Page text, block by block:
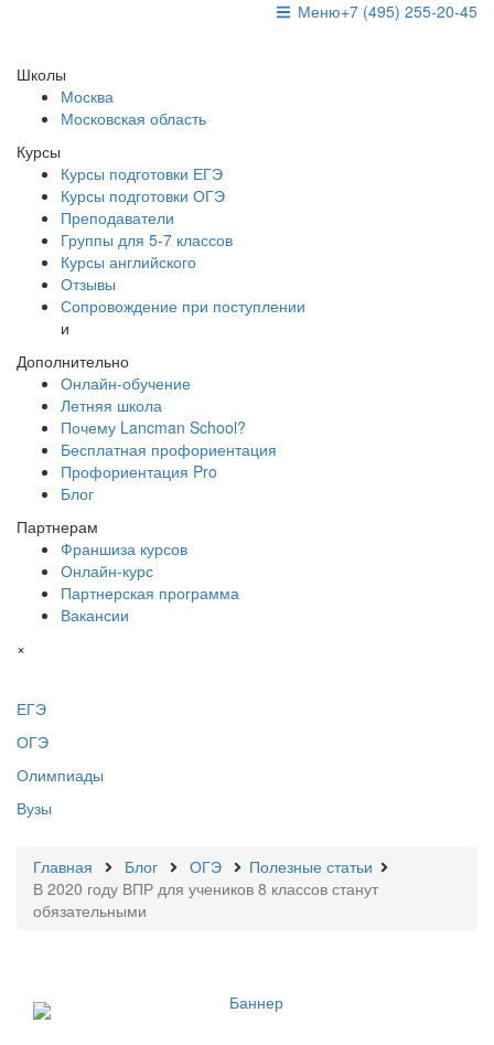
+7 (495) 255-20-45
Меню
Школы
Москва
Московская область
Курсы
Курсы подготовки ЕГЭ
Курсы подготовки ОГЭ
Преподаватели
Группы для 5-7 классов
Курсы английского
Отзывы
Сопровождение при поступлении
и
Дополнительно
Онлайн-обучение
Летняя школа
Почему Lancman School?
Бесплатная профориентация
Профориентация Pro
Блог
Партнерам
Франшиза курсов
Онлайн-курс
Партнерская программа
Вакансии
×
ЕГЭ
ОГЭ
Олимпиады
Вузы
Главная Блог ОГЭ
Полезные статьи
В 2020 году ВПР для учеников 8 классов станут
обязательными